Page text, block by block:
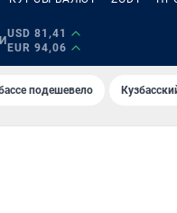
USD 81,41
EUR 94,06
подешевело